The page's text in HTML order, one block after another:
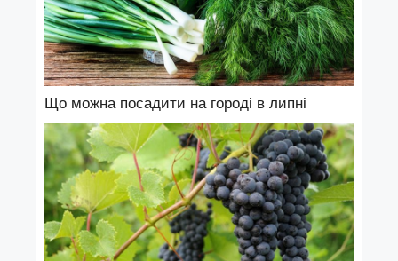
Що можна посадити на городі в липні